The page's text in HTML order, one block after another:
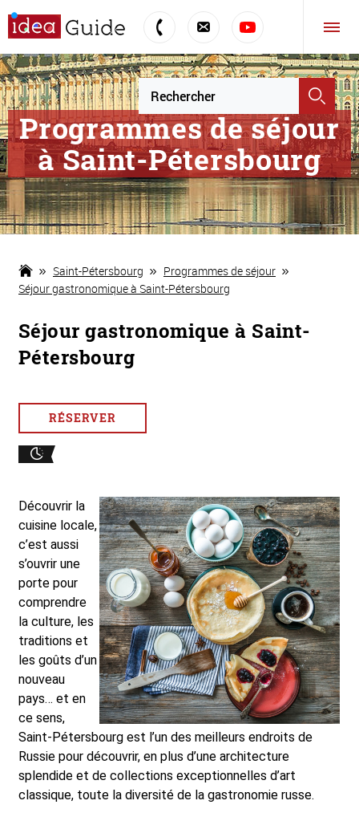
Programmes de séjour
à Saint-Pétersbourg
Saint-Pétersbourg
Programmes de séjour
Séjour gastronomique à Saint-Pétersbourg
Séjour gastronomique à Saint-
Pétersbourg
RÉSERVER
Découvrir la
cuisine locale,
c’est aussi
s’ouvrir une
porte pour
comprendre
la culture, les
traditions et
les goûts d’un
nouveau
pays… et en
ce sens,
Saint-Pétersbourg est l’un des meilleurs endroits de
Russie pour découvrir, en plus d’une architecture
splendide et de collections exceptionnelles d’art
classique, toute la diversité de la gastronomie russe.